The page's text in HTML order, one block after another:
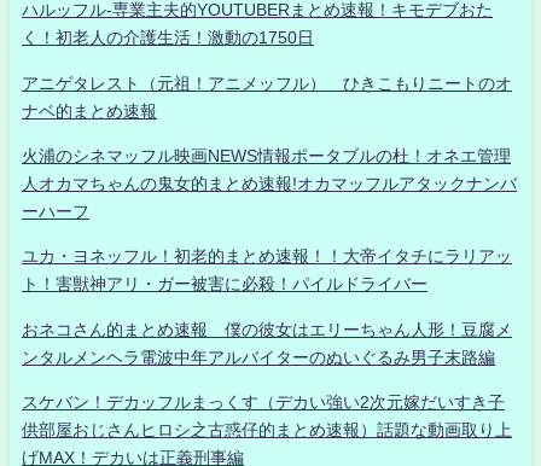
ハルッフル-専業主夫的YOUTUBERまとめ速報！キモデブおた
く！初老人の介護生活！激動の1750日
アニゲタレスト（元祖！アニメッフル） ひきこもりニートのオ
ナベ的まとめ速報
火浦のシネマッフル映画NEWS情報ポータブルの杜！オネエ管理
人オカマちゃんの鬼女的まとめ速報!オカマッフルアタックナンバ
ーハーフ
ユカ・ヨネッフル！初老的まとめ速報！！大帝イタチにラリアッ
ト！害獣神アリ・ガー被害に必殺！パイルドライバー
おネコさん的まとめ速報 僕の彼女はエリーちゃん人形！豆腐メ
ンタルメンヘラ電波中年アルバイターのぬいぐるみ男子末路編
スケバン！デカッフルまっくす（デカい強い2次元嫁だいすき子
供部屋おじさんヒロシ之古惑仔的まとめ速報）話題な動画取り上
げMAX！デカいは正義刑事編